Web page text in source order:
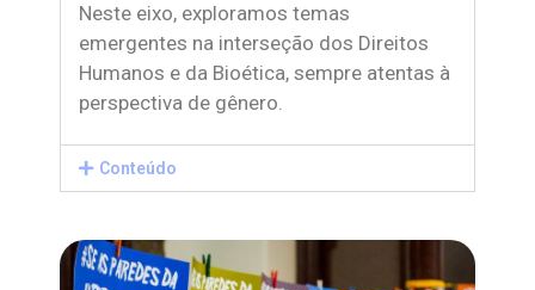
Neste eixo, exploramos temas
emergentes na interseção dos Direitos
Humanos e da Bioética, sempre atentas à
perspectiva de gênero.
Conteúdo